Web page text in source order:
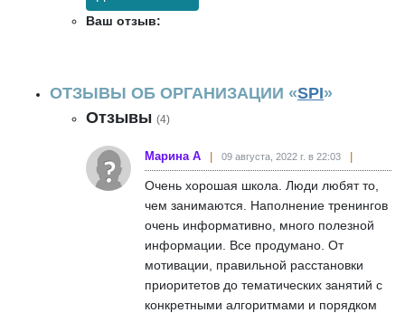
Ваш отзыв:
ОТЗЫВЫ ОБ ОРГАНИЗАЦИИ «SPI»
Отзывы (4)
Марина А 09 августа, 2022 г. в 22:03
Очень хорошая школа. Люди любят то,
чем занимаются. Наполнение тренингов
очень информативно, много полезной
информации. Все продумано. От
мотивации, правильной расстановки
приоритетов до тематических занятий с
конкретными алгоритмами и порядком